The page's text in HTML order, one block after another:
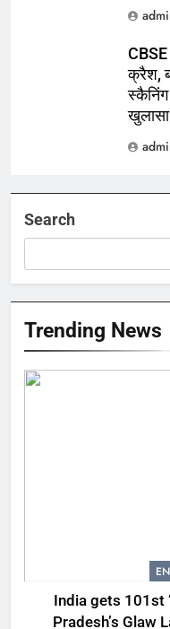
क्रैश,
खुलासा
Search
Trending News
India gets 101st
Pradesh’s Glaw